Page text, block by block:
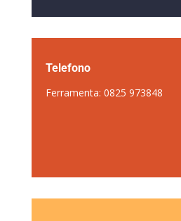
Telefono
Ferramenta: 0825 973848